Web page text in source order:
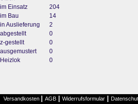
im Einsatz
204
im Bau
14
in Auslieferung
2
abgestellt
0
z-gestellt
0
ausgemustert
0
Heizlok
0
Versandkosten AGB Widerrufsformular